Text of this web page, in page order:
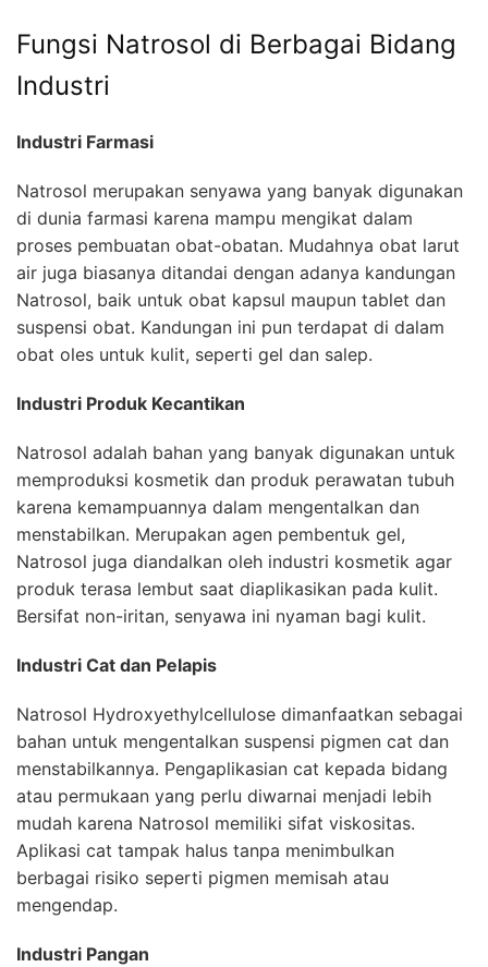
Fungsi Natrosol di Berbagai Bidang
Industri
Industri Farmasi
Natrosol merupakan senyawa yang banyak digunakan
di dunia farmasi karena mampu mengikat dalam
proses pembuatan obat-obatan. Mudahnya obat larut
air juga biasanya ditandai dengan adanya kandungan
Natrosol, baik untuk obat kapsul maupun tablet dan
suspensi obat. Kandungan ini pun terdapat di dalam
obat oles untuk kulit, seperti gel dan salep.
Industri Produk Kecantikan
Natrosol adalah bahan yang banyak digunakan untuk
memproduksi kosmetik dan produk perawatan tubuh
karena kemampuannya dalam mengentalkan dan
menstabilkan. Merupakan agen pembentuk gel,
Natrosol juga diandalkan oleh industri kosmetik agar
produk terasa lembut saat diaplikasikan pada kulit.
Bersifat non-iritan, senyawa ini nyaman bagi kulit.
Industri Cat dan Pelapis
Natrosol Hydroxyethylcellulose dimanfaatkan sebagai
bahan untuk mengentalkan suspensi pigmen cat dan
menstabilkannya. Pengaplikasian cat kepada bidang
atau permukaan yang perlu diwarnai menjadi lebih
mudah karena Natrosol memiliki sifat viskositas.
Aplikasi cat tampak halus tanpa menimbulkan
berbagai risiko seperti pigmen memisah atau
mengendap.
Industri Pangan